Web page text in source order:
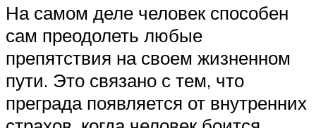
На самом деле человек способен
сам преодолеть любые
препятствия на своем жизненном
пути. Это связано с тем, что
преграда появляется от внутренних